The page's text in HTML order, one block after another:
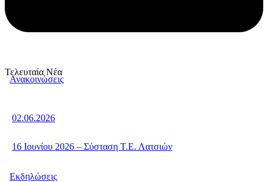
Τελευταία Νέα
02.06.2026
16 Ιουνίου 2026 – Σύσταση Τ.Ε. Λατσιών
Ανακοινώσεις
Εκδηλώσεις